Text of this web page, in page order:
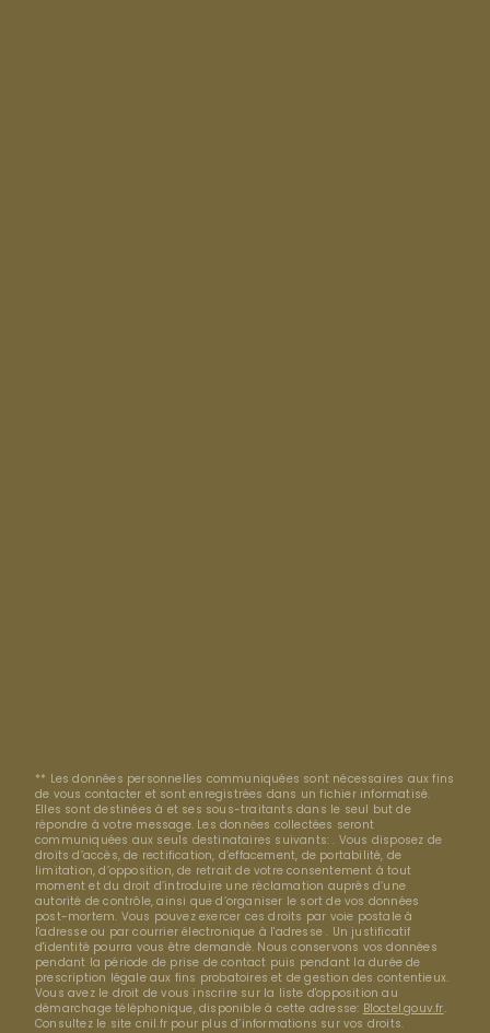
** Les données personnelles communiquées sont nécessaires aux fins
de vous contacter et sont enregistrées dans un fichier informatisé.
Elles sont destinées à et ses sous-traitants dans le seul but de
répondre à votre message. Les données collectées seront
communiquées aux seuls destinataires suivants: . Vous disposez de
droits d’accès, de rectification, d’effacement, de portabilité, de
limitation, d’opposition, de retrait de votre consentement à tout
moment et du droit d’introduire une réclamation auprès d’une
autorité de contrôle, ainsi que d’organiser le sort de vos données
post-mortem. Vous pouvez exercer ces droits par voie postale à
l'adresse ou par courrier électronique à l'adresse . Un justificatif
d'identité pourra vous être demandé. Nous conservons vos données
pendant la période de prise de contact puis pendant la durée de
prescription légale aux fins probatoires et de gestion des contentieux.
Vous avez le droit de vous inscrire sur la liste d'opposition au
démarchage téléphonique, disponible à cette adresse: Bloctel.gouv.fr.
Consultez le site cnil.fr pour plus d’informations sur vos droits.